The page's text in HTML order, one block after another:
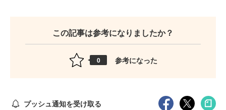
この記事は参考になりましたか？
0 参考になった
プッシュ通知を受け取る